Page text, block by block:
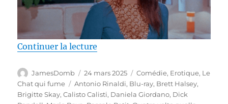
Continuer la lecture
Auteur
JamesDomb
Publié
le
24 mars 2025 Catégories
Comédie, Erotique, Le
Chat qui fume
Étiquettes
Antonio Rinaldi, Blu-ray, Brett Halsey,
Brigitte Skay,Calisto Calisti, Daniela Giordano, Dick